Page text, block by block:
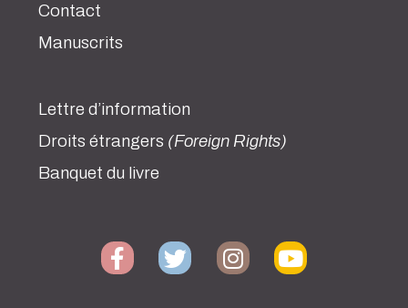
Contact
Manuscrits
Lettre d’information
Droits étrangers (Foreign Rights)
Banquet du livre